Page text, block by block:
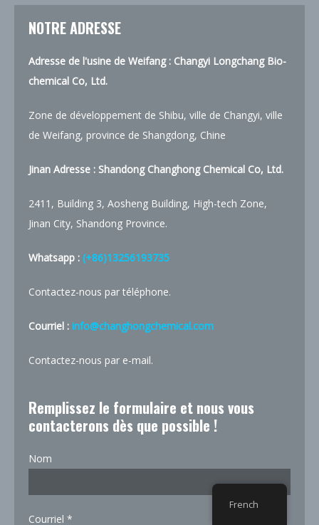
NOTRE ADRESSE
Adresse de l'usine de Weifang : Changyi Longchang Bio-
chemical Co, Ltd.
Zone de développement de Shibu, ville de Changyi, ville
de Weifang, province de Shangdong, Chine
Jinan Adresse : Shandong Changhong Chemical Co, Ltd.
2411, Building 3, Aosheng Building, High-tech Zone,
Jinan City, Shandong Province.
Whatsapp : (+86)13256193735
Contactez-nous par téléphone.
Courriel : info@changhongchemical.com
Contactez-nous par e-mail.
Remplissez le formulaire et nous vous
contacterons dès que possible !
Nom
do
Courriel *
French